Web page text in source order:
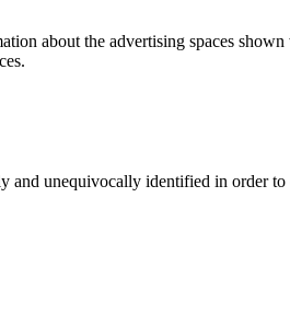
about the advertising spaces
and unequivocally identified in order to